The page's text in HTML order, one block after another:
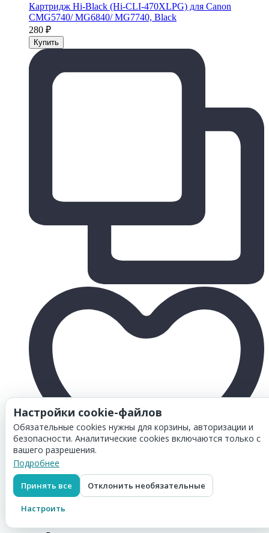
Картридж Hi-Black (Hi-CLI-470XLPG) для Canon
CMG5740/ MG6840/ MG7740, Black
280 ₽
Картридж Hi-Black (Hi-CLI-470XLPG) для Canon
Настройки cookie-файлов
Обязательные cookies нужны для корзины, авторизации и
безопасности. Аналитические cookies включаются только с
вашего разрешения.
Подробнее
Принять все Отклонить необязательные
Настроить